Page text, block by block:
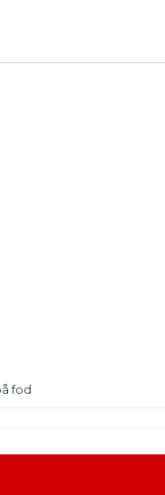
fod